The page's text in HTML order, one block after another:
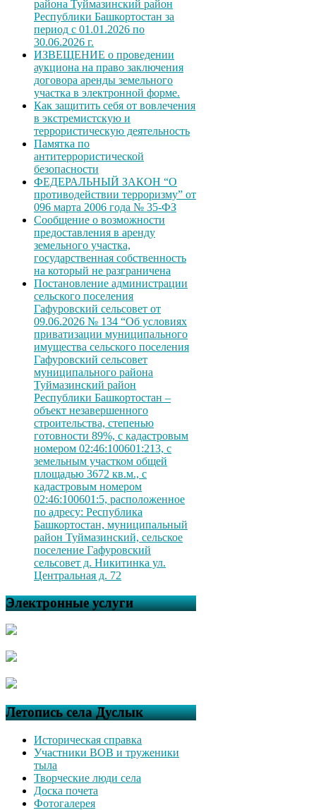
района Туймазинский район
Республики Башкортостан за
период с 01.01.2026 по
30.06.2026 г.
ИЗВЕЩЕНИЕ о проведении
аукциона на право заключения
договора аренды земельного
участка в электронной форме.
Как защитить себя от вовлечения
в экстремистскую и
террористическую деятельность
Памятка по
антитеррористической
безопасности
ФЕДЕРАЛЬНЫЙ ЗАКОН “О
противодействии терроризму” от
096 марта 2006 года № 35-ФЗ
Сообщение о возможности
предоставления в аренду
земельного участка,
государственная собственность
на который не разграничена
Постановление администрации
сельского поселения
Гафуровский сельсовет от
09.06.2026 № 134 “Об условиях
приватизации муниципального
имущества сельского поселения
Гафуровский сельсовет
муниципального района
Туймазинский район
Республики Башкортостан –
объект незавершенного
строительства, степенью
готовности 89%, с кадастровым
номером 02:46:100601:213, с
земельным участком общей
площадью 3672 кв.м., с
кадастровым номером
02:46:100601:5, расположенное
по адресу: Республика
Башкортостан, муниципальный
район Туймазинский, сельское
поселение Гафуровский
сельсовет д. Никитинка ул.
Центральная д. 72
Электронные услуги
Летопись села Дуслык
Историческая справка
Участники ВОВ и труженики
тыла
Творческие люди села
Доска почета
Фотогалерея